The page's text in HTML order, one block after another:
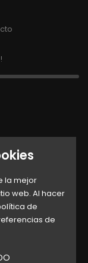
la mejor
web. Al hacer
de
de